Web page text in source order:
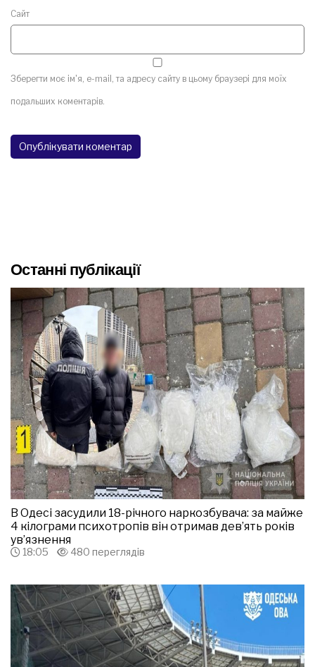
Сайт
Зберегти моє ім'я, e-mail, та адресу сайту в цьому браузері для моїх
подальших коментарів.
Останні публікації
В Одесі засудили 18-річного наркозбувача: за майже
4 кілограми психотропів він отримав дев’ять років
ув’язнення
18:05 480 переглядів